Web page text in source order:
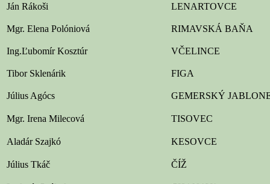
Ján Rákoši LENARTOVCE
Mgr. Elena Polóniová RIMAVSKÁ BAŇA
Ing.Ľubomír Kosztúr VČELINCE
Tibor Sklenárik FIGA
Július Agócs GEMERSKÝ
Mgr. Irena Milecová TISOVEC
Aladár Szajkó KESOVCE
Július Tkáč ČÍŽ